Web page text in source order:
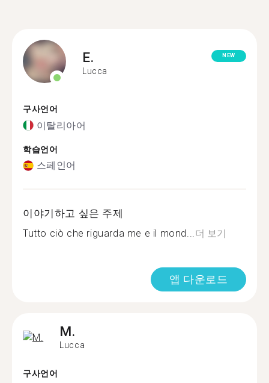
E.
Lucca
NEW
구사언어
이탈리아어
학습언어
스페인어
이야기하고 싶은 주제
Tutto ciò che riguarda me e il mond...더 보기
앱 다운로드
M.
Lucca
구사언어